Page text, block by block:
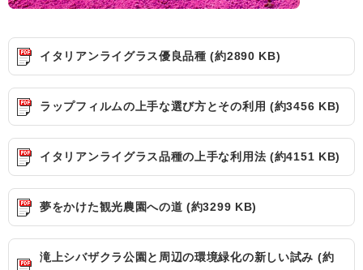
イタリアンライグラス優良品種 (約2890 KB)
ラップフィルムの上手な選び方とその利用 (約3456 KB)
イタリアンライグラス品種の上手な利用法 (約4151 KB)
夢をかけた観光農園への道 (約3299 KB)
滝上シバザクラ公園と周辺の環境緑化の新しい試み (約